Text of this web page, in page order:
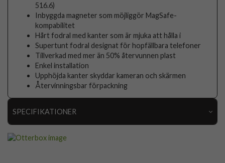
516.6)
Inbyggda magneter som möjliggör MagSafe-
kompabilitet
Hårt fodral med kanter som är mjuka att hålla i
Supertunt fodral designat för hopfällbara telefoner
Tillverkad med mer än 50% återvunnen plast
Enkel installation
Upphöjda kanter skyddar kameran och skärmen
Återvinningsbar förpackning
SPECIFIKATIONER